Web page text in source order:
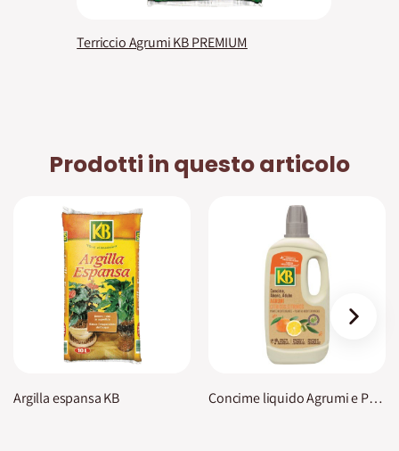
Terriccio Agrumi KB PREMIUM
Prodotti in questo articolo
Argilla espansa KB Concime liquido Agrumi e Piante Mediterranee KB
›